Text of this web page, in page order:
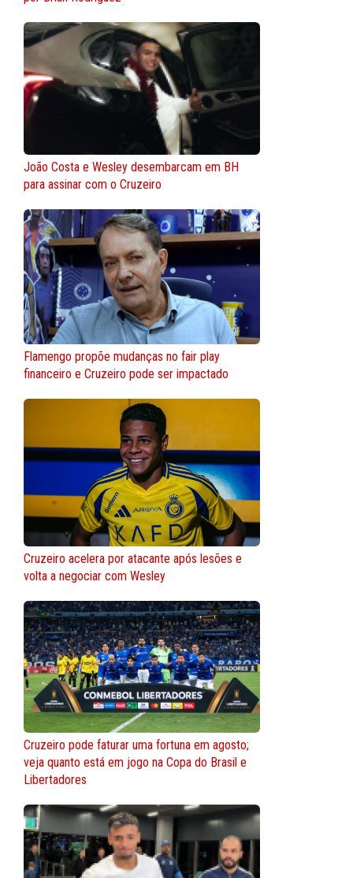
João Costa e Wesley desembarcam em BH
para assinar com o Cruzeiro
Flamengo propõe mudanças no fair play
financeiro e Cruzeiro pode ser impactado
Cruzeiro acelera por atacante após lesões e
volta a negociar com Wesley
Cruzeiro pode faturar uma fortuna em agosto;
veja quanto está em jogo na Copa do Brasil e
Libertadores